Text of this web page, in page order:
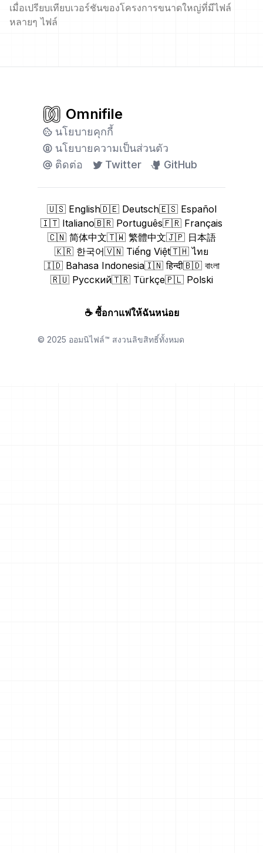
เมื่อเปรียบเทียบเวอร์ชันของโครงการขนาดใหญ่ที่มีไฟล์
หลายๆ ไฟล์
Omnifile
นโยบายคุกกี้
นโยบายความเป็นส่วนตัว
ติดต่อ
Twitter GitHub
🇺🇸 English🇩🇪 Deutsch🇪🇸 Español
🇮🇹 Italiano🇧🇷 Português🇫🇷 Français
🇨🇳 简体中文🇹🇼 繁體中文🇯🇵 日本語
🇰🇷 한국어🇻🇳 Tiếng Việt🇹🇭 ไทย
🇮🇩 Bahasa Indonesia🇮🇳 हिन्दी🇧🇩 বাংলা
🇷🇺 Русский🇹🇷 Türkçe🇵🇱 Polski
☕ ซื้อกาแฟให้ฉันหน่อย
© 2025 ออมนิไฟล์™ สงวนลิขสิทธิ์ทั้งหมด